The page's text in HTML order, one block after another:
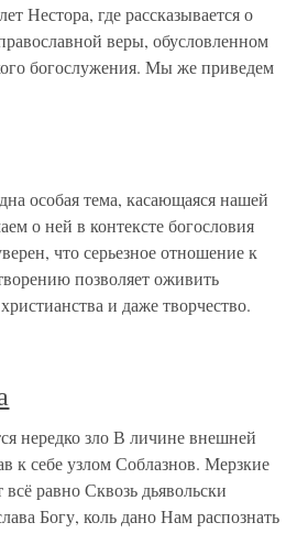
Нестора, где рассказывается о
веры, обусловленном
богослужения. Мы же приведем
особая тема, касающаяся нашей
о ней в контексте богословия
что серьезное отношение к
позволяет оживить
и даже творчество.
нередко зло В личине внешней
к себе узлом Соблазнов. Мерзкие
равно Сквозь дьявольски
Богу, коль дано Нам распознать